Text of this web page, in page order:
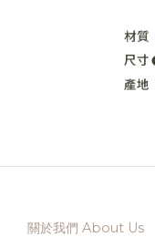
關於我們 About Us